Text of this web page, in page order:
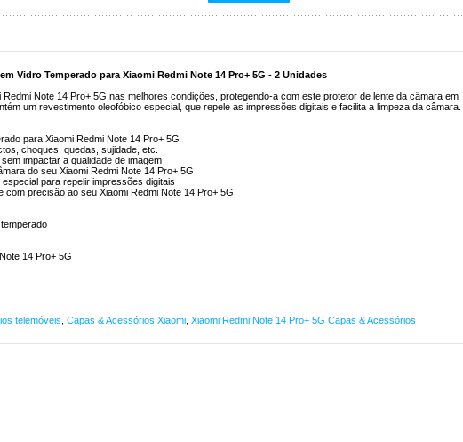
Vidro Temperado para Xiaomi Redmi Note 14 Pro+ 5G - 2 Unidades
Note 14 Pro+ 5G nas melhores condições, protegendo-a com este protetor de lente da câmara em
um revestimento oleofóbico especial, que repele as impressões digitais e facilita a limpeza da câmara.
para Xiaomi Redmi Note 14 Pro+ 5G
choques, quedas, sujidade, etc.
impactar a qualidade de imagem
do seu Xiaomi Redmi Note 14 Pro+ 5G
para repelir impressões digitais
com precisão ao seu Xiaomi Redmi Note 14 Pro+ 5G
14 Pro+ 5G
telemóveis Capas & Acessórios Xiaomi Xiaomi Redmi Note 14 Pro+ 5G Capas & Acessórios